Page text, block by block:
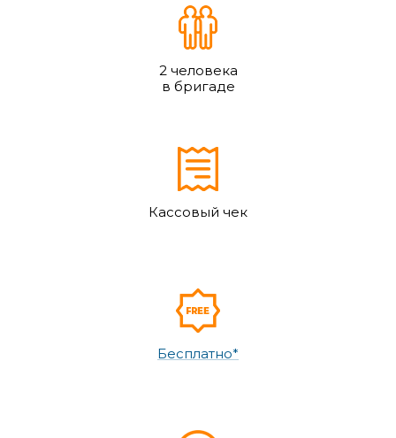
2 человека
в бригаде
Кассовый чек
Бесплатно*